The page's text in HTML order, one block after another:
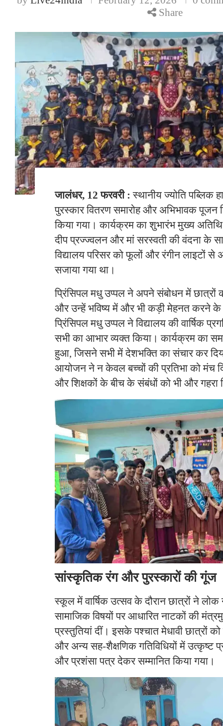
Share
जालंधर, 12 फरवरी :स्थानीय ज्योति पब्लिक
पुरस्कार वितरण समारोह और अभिभावक
किया गया। कार्यक्रम का शुभारंभ मुख्य अतिथि
दीप प्रज्ज्वलन और मां सरस्वती की वंदना के
विद्यालय परिसर को फूलों और रंगीन लाइटों
सजाया गया था।
प्रिंसिपल मधु उप्पल ने अपने संबोधन में छात्रों
और उन्हें भविष्य में और भी कड़ी मेहनत करने के
प्रिंसिपल मधु उप्पल ने विद्यालय की वार्षिक
सभी का आभार व्यक्त किया। कार्यक्रम का
हुआ, जिसने सभी में देशभक्ति का संचार कर
आयोजन ने न केवल बच्चों की प्रतिभा को मंच
और शिक्षकों के बीच के संबंधों को भी और गहरा
सांस्कृतिक रंग और पुरस्कारों की गूंज
स्कूल में वार्षिक उत्सव के दौरान छात्रों ने
सामाजिक विषयों पर आधारित नाटकों की
प्रस्तुतियां दीं। इसके पश्चात मेधावी छात्रों
और अन्य सह-शैक्षणिक गतिविधियों में उत्कृष्ट
और प्रशंसा पत्र देकर सम्मानित किया गया।